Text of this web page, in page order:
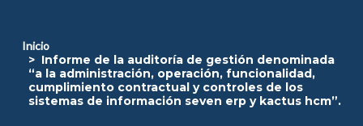
inicio
informe de la auditoría de gestión denominada
“a la administración, operación, funcionalidad,
cumplimiento contractual y controles de los
sistemas de información seven erp y kactus hcm”.